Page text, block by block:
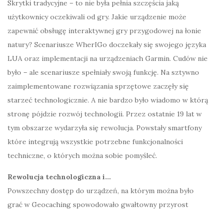
Skrytki tradycyjne – to nie była pełnia szczęścia jaką
użytkownicy oczekiwali od gry. Jakie urządzenie może
zapewnić obsługę interaktywnej gry przygodowej na łonie
natury? Scenariusze WherIGo doczekały się swojego języka
LUA oraz implementacji na urządzeniach Garmin. Cudów nie
było – ale scenariusze spełniały swoją funkcję. Na sztywno
zaimplementowane rozwiązania sprzętowe zaczęły się
starzeć technologicznie. A nie bardzo było wiadomo w którą
stronę pójdzie rozwój technologii. Przez ostatnie 19 lat w
tym obszarze wydarzyła się rewolucja. Powstały smartfony
które integrują wszystkie potrzebne funkcjonalności
techniczne, o których można sobie pomyśleć.
Rewolucja technologiczna i…
Powszechny dostęp do urządzeń, na którym można było
grać w Geocaching spowodowało gwałtowny przyrost